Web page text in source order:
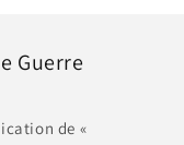
Guerre
de «